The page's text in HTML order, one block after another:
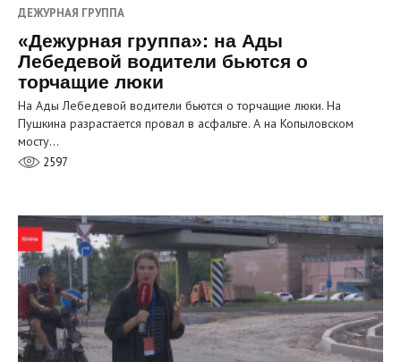
ДЕЖУРНАЯ ГРУППА
«Дежурная группа»: на Ады
Лебедевой водители бьются о
торчащие люки
На Ады Лебедевой водители бьются о торчащие люки. На
Пушкина разрастается провал в асфальте. А на Копыловском
мосту…
2597